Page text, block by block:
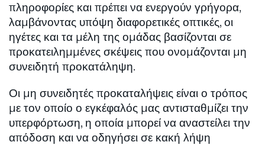
πληροφορίες και πρέπει να ενεργούν γρήγορα,
λαμβάνοντας υπόψη διαφορετικές οπτικές, οι
ηγέτες και τα μέλη της ομάδας βασίζονται σε
προκατειλημμένες σκέψεις που ονομάζονται μη
συνειδητή προκατάληψη.
Οι μη συνειδητές προκαταλήψεις είναι ο τρόπος
με τον οποίο ο εγκέφαλός μας αντισταθμίζει την
υπερφόρτωση, η οποία μπορεί να αναστείλει την
απόδοση και να οδηγήσει σε κακή λήψη